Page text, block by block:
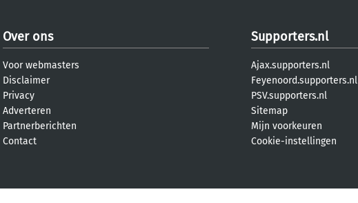
Over ons
Voor webmasters
Disclaimer
Privacy
Adverteren
Partnerberichten
Contact
Supporters.nl
Ajax.supporters.nl
Feyenoord.supporters.nl
PSV.supporters.nl
Sitemap
Mijn voorkeuren
Cookie-instellingen